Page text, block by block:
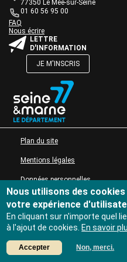
Actions culturelles
Desserte documentaire
Accompagnement au quotidien
Accompagnement de projets
Ressources
Veille professionnelle
Fiches pratiques
Publications
de
texte
77350 Le Mée-sur-Seine
01 60 56 95 00
Bloc
de
texte
Une question ?
FAQ
Nous écrire
Bloc
de
LETTRE
D'INFORMATION
JE M'INSCRIS
texte
MENU PIED DE PAGE
Plan du site
Mentions légales
Données personnelles
Accessibilité : non conforme
Nous utilisons des
votre expérience
En cliquant sur n'importe quel
à l'ajout de cookies. En savoir
Accepter Non, merci.